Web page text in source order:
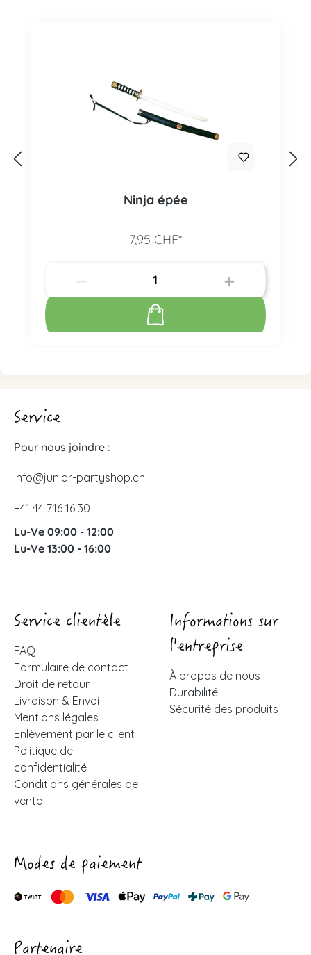
Ninja épée
7,95 CHF*
Service
Pour nous joindre :
info@junior-partyshop.ch
+41 44 716 16 30
Lu-Ve 09:00 - 12:00
Lu-Ve 13:00 - 16:00
Service clientèle
FAQ
Formulaire de contact
Droit de retour
Livraison & Envoi
Mentions légales
Enlèvement par le client
Politique de
confidentialité
Conditions générales de
vente
Informations sur
l'entreprise
À propos de nous
Durabilité
Sécurité des produits
Modes de paiement
Partenaire